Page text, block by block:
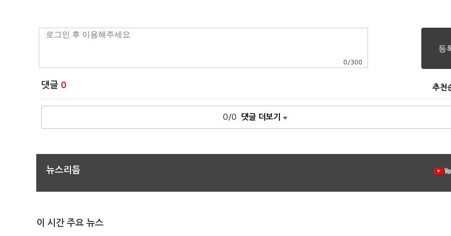
0 /300
댓글 0 추천
0/0 댓글 더보기
뉴스리듬
이 시간 주요 뉴스